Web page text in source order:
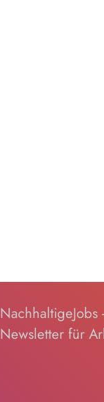
NachhaltigeJobs
Newsletter für